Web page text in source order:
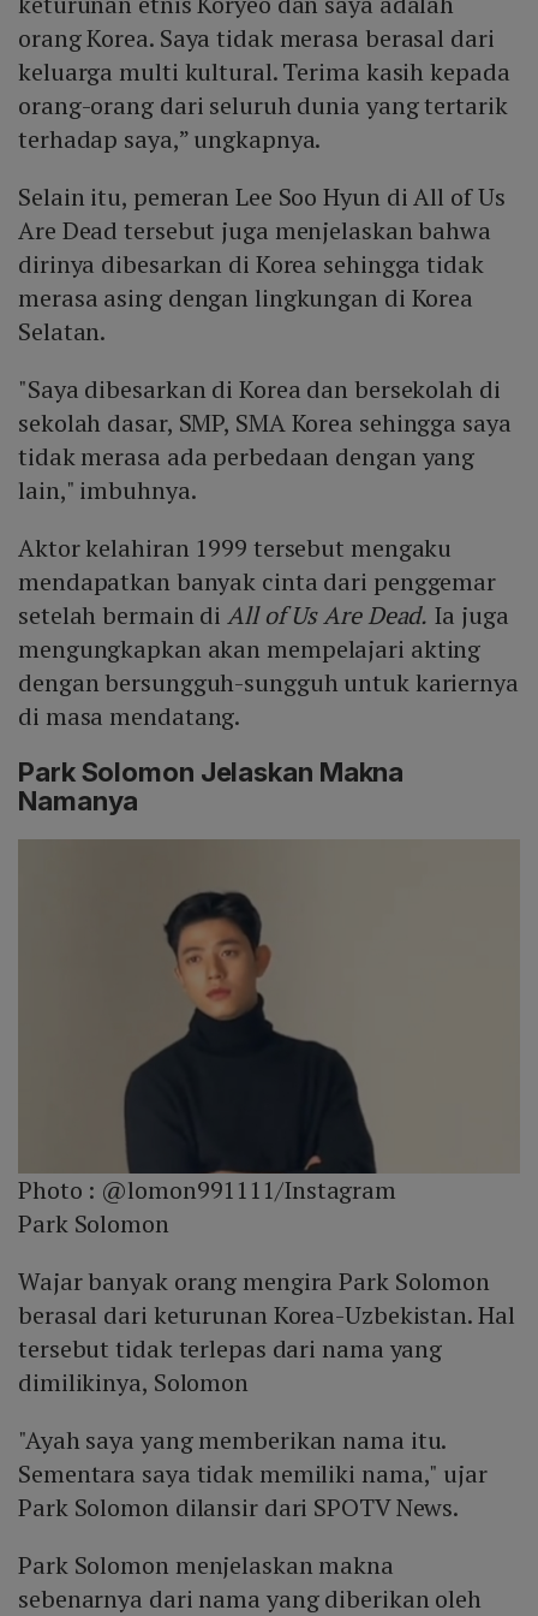
orang Korea. Saya tidak merasa berasal dari
keluarga multi kultural. Terima kasih kepada
orang-orang dari seluruh dunia yang tertarik
terhadap saya,” ungkapnya.
Selain itu, pemeran Lee Soo Hyun di All of Us
Are Dead tersebut juga menjelaskan bahwa
dirinya dibesarkan di Korea sehingga tidak
merasa asing dengan lingkungan di Korea
Selatan.
"Saya dibesarkan di Korea dan bersekolah di
sekolah dasar, SMP, SMA Korea sehingga saya
tidak merasa ada perbedaan dengan yang
lain," imbuhnya.
Aktor kelahiran 1999 tersebut mengaku
mendapatkan banyak cinta dari penggemar
setelah bermain diAll of Us Are Dead. Ia juga
mengungkapkan akan mempelajari akting
dengan bersungguh-sungguh untuk kariernya
di masa mendatang.
Park Solomon Jelaskan Makna
Namanya
Photo : @lomon991111/Instagram
Park Solomon
Wajar banyak orang mengira Park Solomon
berasal dari keturunan Korea-Uzbekistan. Hal
tersebut tidak terlepas dari nama yang
dimilikinya, Solomon
"Ayah saya yang memberikan nama itu.
Sementara saya tidak memiliki nama," ujar
Park Solomon dilansir dari SPOTV News.
Park Solomon menjelaskan makna
sebenarnya dari nama yang diberikan oleh